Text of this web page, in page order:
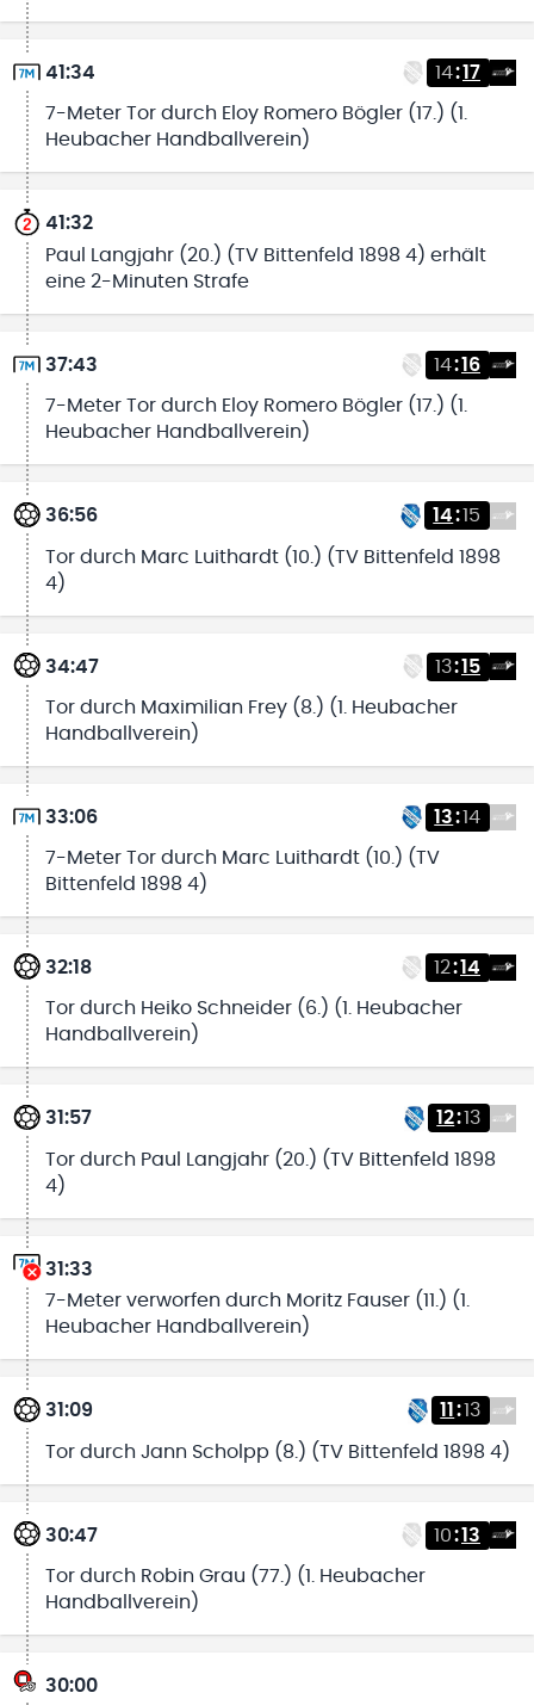
41:34 14:17
7-Meter Tor durch Eloy Romero Bögler (17.) (1.
Heubacher Handballverein)
41:32
Paul Langjahr (20.) (TV Bittenfeld 1898 4) erhält
eine 2-Minuten Strafe
37:43 14:16
7-Meter Tor durch Eloy Romero Bögler (17.) (1.
Heubacher Handballverein)
36:56 14:15
Tor durch Marc Luithardt (10.) (TV Bittenfeld 1898
4)
34:47 13:15
Tor durch Maximilian Frey (8.) (1. Heubacher
Handballverein)
33:06 13:14
7-Meter Tor durch Marc Luithardt (10.) (TV
Bittenfeld 1898 4)
32:18 12:14
Tor durch Heiko Schneider (6.) (1. Heubacher
Handballverein)
31:57 12:13
Tor durch Paul Langjahr (20.) (TV Bittenfeld 1898
4)
31:33
7-Meter verworfen durch Moritz Fauser (11.) (1.
Heubacher Handballverein)
31:09 11 :13
Tor durch Jann Scholpp (8.) (TV Bittenfeld 1898 4)
30:47 10:13
Tor durch Robin Grau (77.) (1. Heubacher
Handballverein)
30:00